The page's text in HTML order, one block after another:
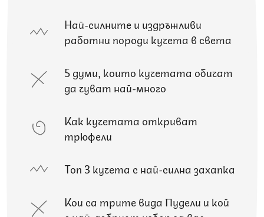
Най-силните и издръжливи
работни породи кучета в света
5 думи, които кучетата обичат
да чуват най-много
Как кучетата откриват
трюфели
Топ 3 кучета с най-силна захапка
Кои са трите вида Пудели и кой